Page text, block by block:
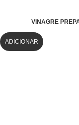
VINAGRE
ADICIONAR